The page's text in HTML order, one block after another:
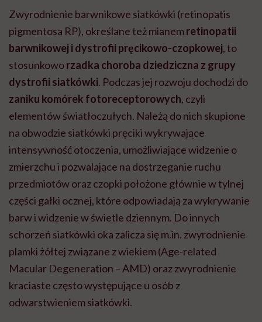
Zwyrodnienie barwnikowe siatkówki (retinopatis
pigmentosa RP), określane też mianemretinopatii
barwnikowej i dystrofii pręcikowo-czopkowej, to
stosunkoworzadka choroba dziedziczna z grupy
dystrofii siatkówki. Podczas jej rozwoju dochodzi do
zaniku komórek fotoreceptorowych, czyli
elementów światłoczułych. Należą do nich skupione
na obwodzie siatkówki pręciki wykrywające
intensywność otoczenia, umożliwiające widzenie o
zmierzchu i pozwalające na dostrzeganie ruchu
przedmiotów oraz czopki położone głównie w tylnej
części gałki ocznej, które odpowiadają za wykrywanie
barw i widzenie w świetle dziennym. Do innych
schorzeń siatkówki oka zalicza się m.in. zwyrodnienie
plamki żółtej związane z wiekiem (Age-related
Macular Degeneration – AMD) oraz zwyrodnienie
kraciaste często występujące u osób z
odwarstwieniem siatkówki.